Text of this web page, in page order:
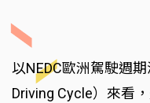
以NEDC歐洲駕駛週
Driving Cycle）來看